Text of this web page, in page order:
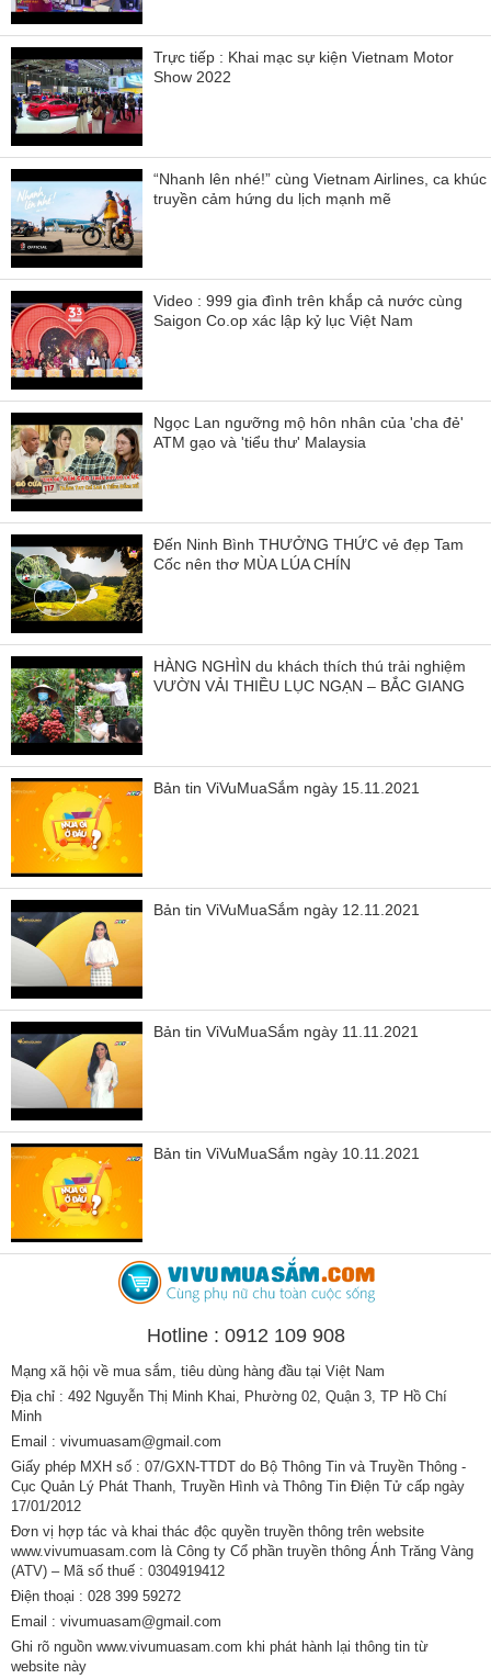
Trực tiếp : Khai mạc sự kiện Vietnam Motor
Show 2022
“Nhanh lên nhé!” cùng Vietnam Airlines, ca khúc
truyền cảm hứng du lịch mạnh mẽ
Video : 999 gia đình trên khắp cả nước cùng
Saigon Co.op xác lập kỷ lục Việt Nam
Ngọc Lan ngưỡng mộ hôn nhân của 'cha đẻ'
ATM gạo và 'tiểu thư' Malaysia
Đến Ninh Bình THƯỞNG THỨC vẻ đẹp Tam
Cốc nên thơ MÙA LÚA CHÍN
HÀNG NGHÌN du khách thích thú trải nghiệm
VƯỜN VẢI THIỀU LỤC NGẠN – BẮC GIANG
Bản tin ViVuMuaSắm ngày 15.11.2021
Bản tin ViVuMuaSắm ngày 12.11.2021
Bản tin ViVuMuaSắm ngày 11.11.2021
Bản tin ViVuMuaSắm ngày 10.11.2021
Hotline : 0912 109 908
Mạng xã hội về mua sắm, tiêu dùng hàng đầu tại Việt Nam
Địa chỉ : 492 Nguyễn Thị Minh Khai, Phường 02, Quận 3, TP Hồ Chí
Minh
Email : vivumuasam@gmail.com
Giấy phép MXH số : 07/GXN-TTDT do Bộ Thông Tin và Truyền Thông -
Cục Quản Lý Phát Thanh, Truyền Hình và Thông Tin Điện Tử cấp ngày
17/01/2012
Đơn vị hợp tác và khai thác độc quyền truyền thông trên website
www.vivumuasam.com là Công ty Cổ phần truyền thông Ánh Trăng Vàng
(ATV) – Mã số thuế : 0304919412
Điện thoại : 028 399 59272
Email : vivumuasam@gmail.com
Ghi rõ nguồn www.vivumuasam.com khi phát hành lại thông tin từ
website này